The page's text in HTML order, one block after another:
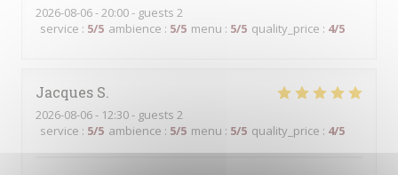
2026-08-06- 20:00 - guests 2
service : 5/5 ambience : 5/5 menu : 5/5 quality_price : 4/5
Jacques S
2026-08-06- 12:30 - guests 2
service : 5/5 ambience : 5/5 menu : 5/5 quality_price : 4/5